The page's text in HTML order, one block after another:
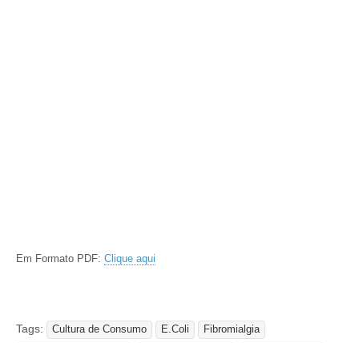
Em Formato PDF: Clique aqui
Tags: Cultura de Consumo E.Coli
Fibromialgia